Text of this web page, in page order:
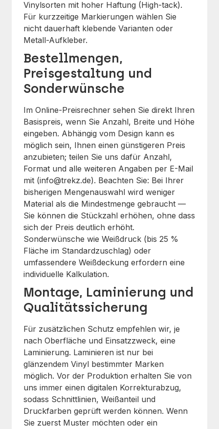
Vinylsorten mit hoher Haftung (High-tack).
Für kurzzeitige Markierungen wählen Sie
nicht dauerhaft klebende Varianten oder
Metall-Aufkleber.
Bestellmengen,
Preisgestaltung und
Sonderwünsche
Im Online-Preisrechner sehen Sie direkt Ihren
Basispreis, wenn Sie Anzahl, Breite und Höhe
eingeben. Abhängig vom Design kann es
möglich sein, Ihnen einen günstigeren Preis
anzubieten; teilen Sie uns dafür Anzahl,
Format und alle weiteren Angaben per E-Mail
mit (info@trekz.de). Beachten Sie: Bei Ihrer
bisherigen Mengenauswahl wird weniger
Material als die Mindestmenge gebraucht —
Sie können die Stückzahl erhöhen, ohne dass
sich der Preis deutlich erhöht.
Sonderwünsche wie Weißdruck (bis 25 %
Fläche im Standardzuschlag) oder
umfassendere Weißdeckung erfordern eine
individuelle Kalkulation.
Montage, Laminierung und
Qualitätssicherung
Für zusätzlichen Schutz empfehlen wir, je
nach Oberfläche und Einsatzzweck, eine
Laminierung. Laminieren ist nur bei
glänzendem Vinyl bestimmter Marken
möglich. Vor der Produktion erhalten Sie von
uns immer einen digitalen Korrekturabzug,
sodass Schnittlinien, Weißanteil und
Druckfarben geprüft werden können. Wenn
Sie zuerst Muster möchten oder ein